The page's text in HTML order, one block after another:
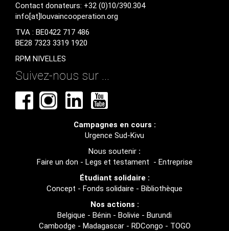
Contact donateurs: +32 (0)10/390.304
info[at]louvaincooperation.org
TVA : BE0422 717 486
BE28 7323 3319 1920
RPM NIVELLES
Suivez-nous sur ...
Campagnes en cours :
Urgence Sud-Kivu
Nous soutenir :
Faire un don - Legs et testament - Entreprise
Étudiant solidaire :
Concept - Fonds solidaire - Bibliothèque
Nos actions :
Belgique - Bénin - Bolivie - Burundi
Cambodge - Madagascar- RDCongo - TOGO